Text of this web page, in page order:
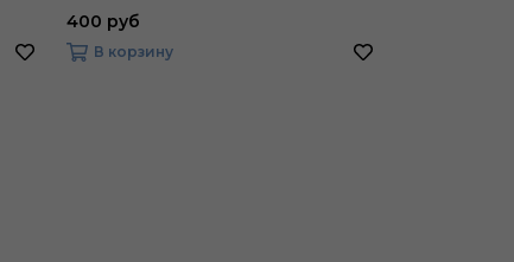
400 руб
В корзину